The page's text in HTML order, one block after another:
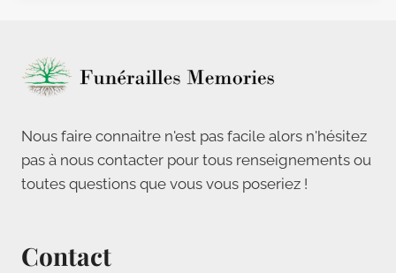
Nous faire connaitre n'est pas facile alors n'hésitez
pas à nous contacter pour tous renseignements ou
toutes questions que vous vous poseriez !
Contact